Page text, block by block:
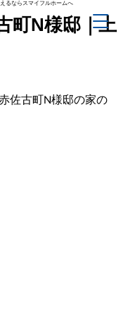
るならスマイフルホームへ
町N様邸｜上
佐古町N様邸の家の